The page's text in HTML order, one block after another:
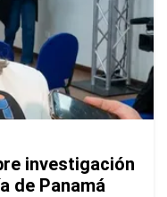
investigación
de Panamá